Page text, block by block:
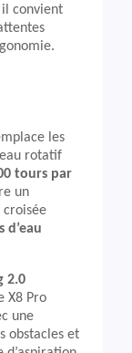
convient
les
rotatif
tours par
un
croisée
d’eau
2.0
X8 Pro
une
obstacles et